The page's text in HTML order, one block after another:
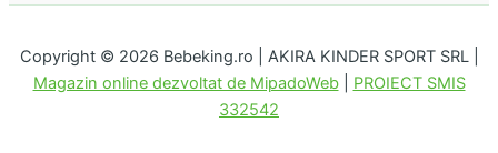
Copyright © 2026 Bebeking.ro | AKIRA KINDER SPORT SRL |
Magazin online dezvoltat de MipadoWeb| PROIECT SMIS
332542